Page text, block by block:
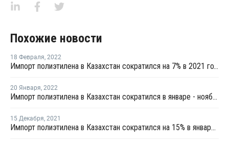
Похожие новости
18 Февраля, 2022
Импорт полиэтилена в Казахстан сократился на 7% в 2021 году
20 Января, 2022
Импорт полиэтилена в Казахстан сократился в январе - ноябре на 9%
15 Декабря, 2021
Импорт полиэтилена в Казахстан сократился на 15% в январе - октябре